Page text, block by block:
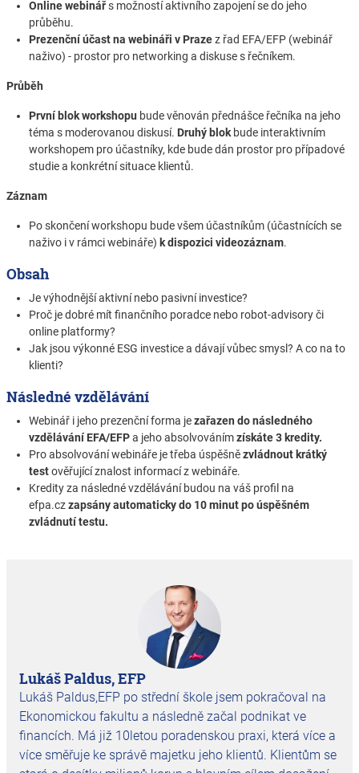
Online webinářs možností aktivního zapojení se do jeho
průběhu.
Prezenční účast na webináři v Prazez řad EFA/EFP (webinář
naživo) - prostor pro networking a diskuse s řečníkem.
Průběh
První blok workshopu bude věnován přednášce řečníka na jeho
téma s moderovanou diskusí. Druhý blokbude interaktivním
workshopem pro účastníky, kde bude dán prostor pro případové
studie a konkrétní situace klientů.
Záznam
Po skončení workshopu bude všem účastníkům (účastnících se
naživo i v rámci webináře) k dispozici videozáznam.
Obsah
Je výhodnější aktivní nebo pasivní investice?
Proč je dobré mít finančního poradce nebo robot-advisory či
online platformy?
Jak jsou výkonné ESG investice a dávají vůbec smysl? A co na to
klienti?
Následné vzdělávání
Webinář i jeho prezenční forma jezařazen do následného
vzdělávání EFA/EFPa jeho absolvovánímzískáte 3 kredity.
Pro absolvování webináře je třeba úspěšnězvládnout krátký
testověřující znalost informací z webináře.
Kredity za následné vzdělávání budou na váš profil na
efpa.czzapsány automaticky do 10 minut po úspěšném
zvládnutí testu.
Lukáš Paldus, EFP
Lukáš Paldus,EFP po střední škole jsem pokračoval na
Ekonomickou fakultu a následně začal podnikat ve
financích. Má již 10letou poradenskou praxi, která více a
více směřuje ke správě majetku jeho klientů. Klientům se